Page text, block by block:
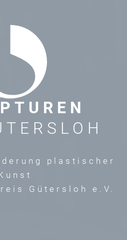
plastischer
Gütersloh e.V.